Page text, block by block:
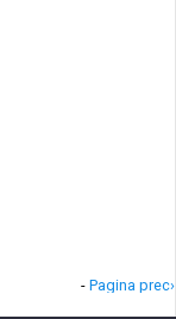
- Pagina prec›